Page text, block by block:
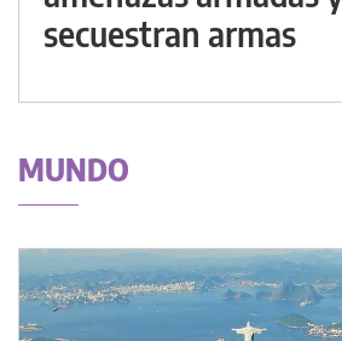
secuestran armas
MUNDO